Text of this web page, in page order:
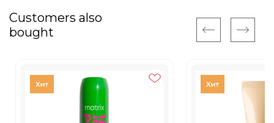
Customers also
bought